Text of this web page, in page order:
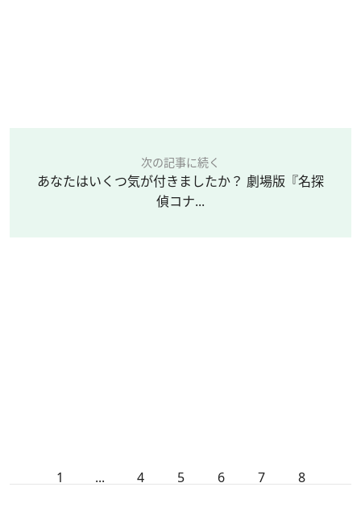
次の記事に続く
あなたはいくつ気が付きましたか？ 劇場版『名探
偵コナ...
1 ... 4 5 6 7 8